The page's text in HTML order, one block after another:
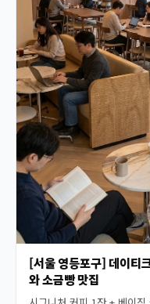
[서울 영등포구] 데이티
와 소금빵 맛집